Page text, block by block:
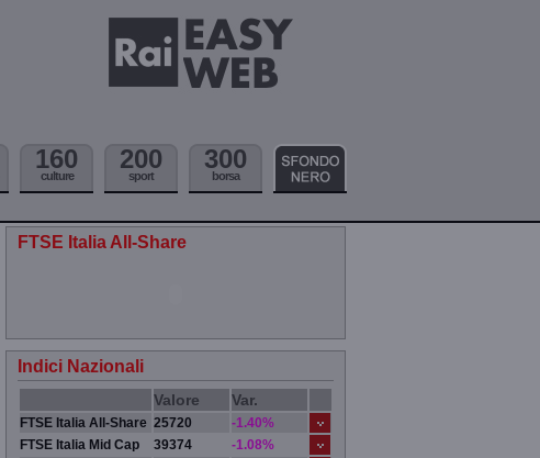
160
culture
200
sport
300
borsa
FTSE Italia All-Share
Indici Nazionali
Valore Var.
FTSE Italia All-Share 25720
-1.40%
FTSE Italia Mid Cap
39374
-1.08%